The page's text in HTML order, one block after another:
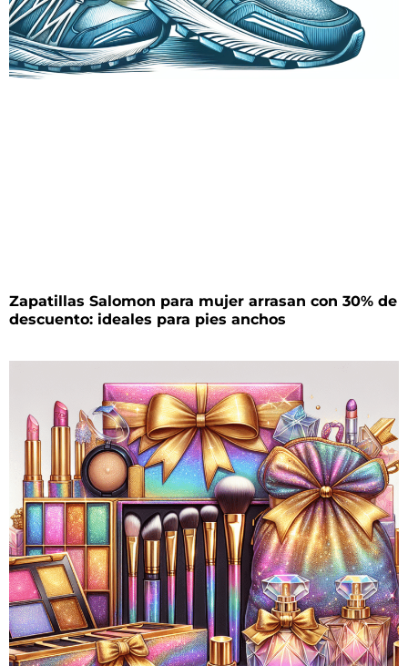
Zapatillas Salomon para mujer arrasan con 30% de
descuento: ideales para pies anchos